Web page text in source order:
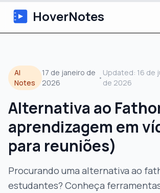
HoverNotes
Extension
Notas de Vídeo com IA
Tutoriais
Blog
AI
Notes
17 de janeiro de
2026
•
Updated: 16 de
de 2026
Alternativa ao
aprendizagem em
para reuniões)
Procurando uma alternativa ao
estudantes? Conheça